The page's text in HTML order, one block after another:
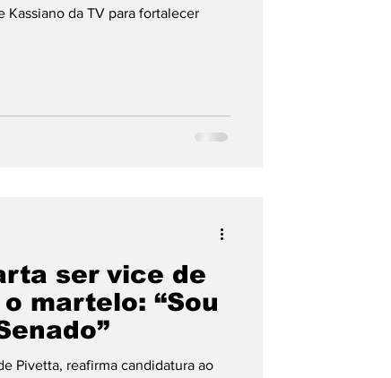
Kassiano da TV para fortalecer
ser vice de
martelo: “Sou
Pivetta, reafirma candidatura ao